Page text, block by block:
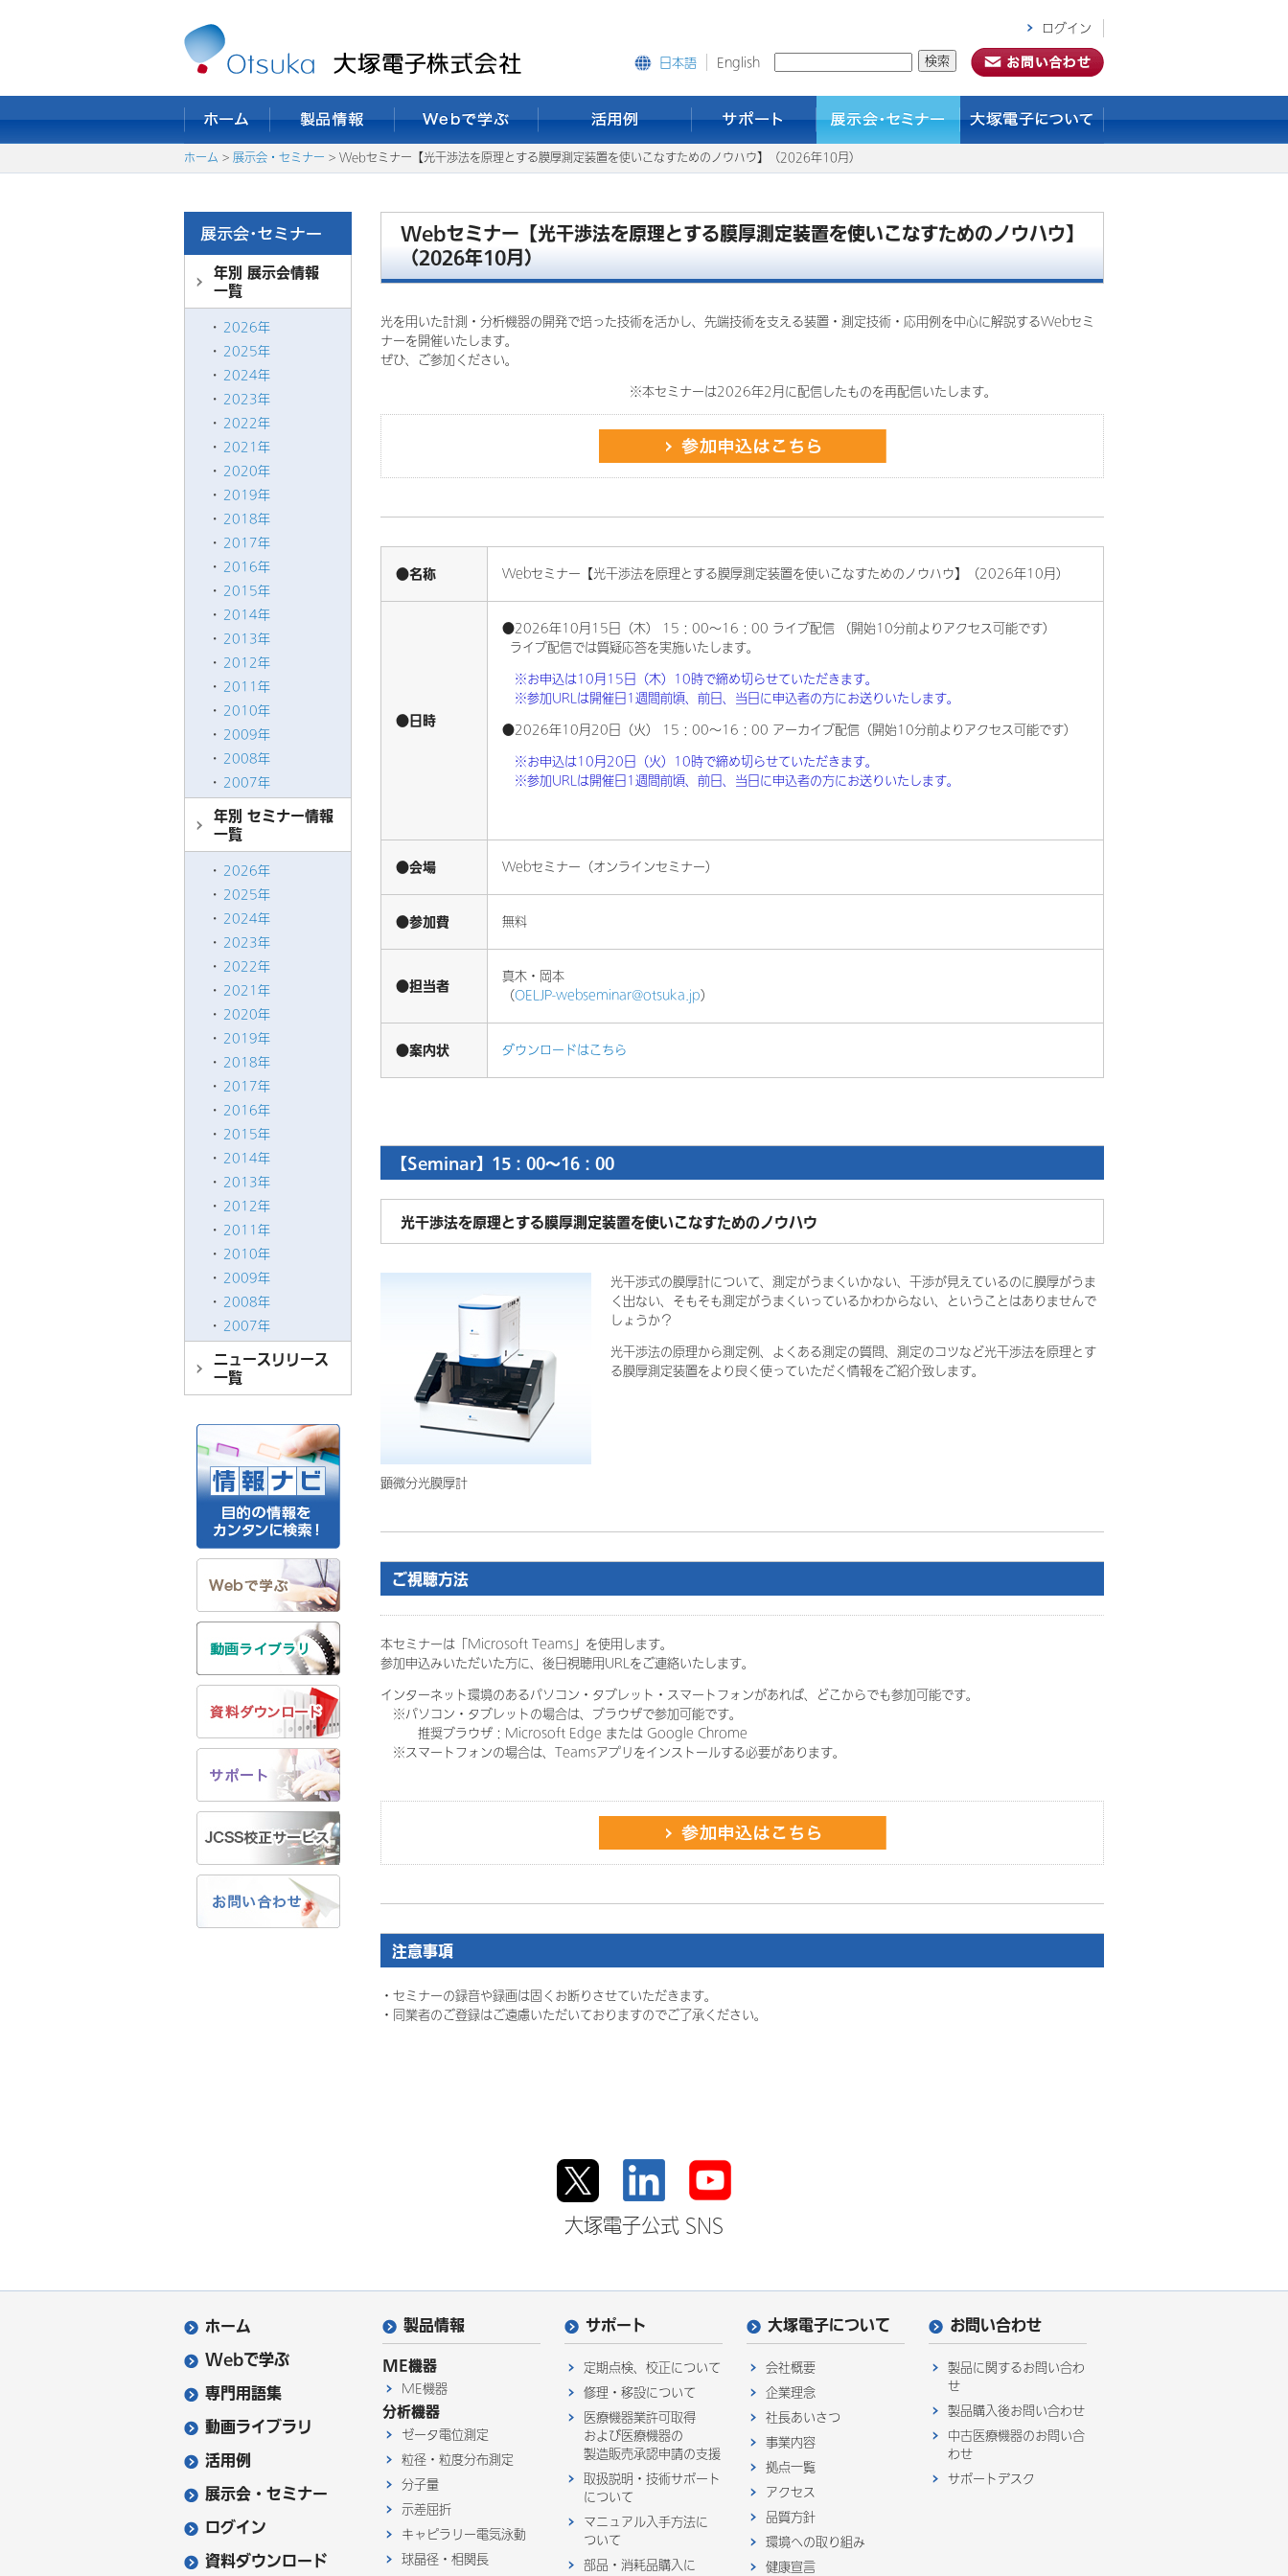
ログイン
日本語
English
ホーム > 展示会・セミナー > Webセミナー【光干渉法を原理とする膜厚測定装置を使いこなすためのノウハウ】（2026年10月）
年別 展示会情報
一覧
2026年
2025年
2024年
2023年
2022年
2021年
2020年
2019年
2018年
2017年
2016年
2015年
2014年
2013年
2012年
2011年
2010年
2009年
2008年
2007年
年別 セミナー情報
一覧
2026年
2025年
2024年
2023年
2022年
2021年
2020年
2019年
2018年
2017年
2016年
2015年
2014年
2013年
2012年
2011年
2010年
2009年
2008年
2007年
ニュースリリース
一覧
Webセミナー【光干渉法を原理とする膜厚測定装置を使いこなすためのノウハウ】
（2026年10月）
光を用いた計測・分析機器の開発で培った技術を活かし、先端技術を支える装置・測定技術・応用例を中心に解説するWebセミ
ナーを開催いたします。
ぜひ、ご参加ください。
※本セミナーは2026年2月に配信したものを再配信いたします。
●名称 Webセミナー【光干渉法を原理とする膜厚測定装置を使いこなすためのノウハウ】（2026年10月）
●日時
●2026年10月15日（木） 15：00～16：00 ライブ配信 （開始10分前よりアクセス可能です）
ライブ配信では質疑応答を実施いたします。
※お申込は10月15日（木）10時で締め切らせていただきます。
※参加URLは開催日1週間前頃、前日、当日に申込者の方にお送りいたします。
●2026年10月20日（火） 15：00～16：00 アーカイブ配信（開始10分前よりアクセス可能です）
※お申込は10月20日（火）10時で締め切らせていただきます。
※参加URLは開催日1週間前頃、前日、当日に申込者の方にお送りいたします。
●会場 Webセミナー（オンラインセミナー）
●参加費 無料
●担当者
真木・岡本
（OELJP-webseminar@otsuka.jp）
●案内状 ダウンロードはこちら
【Seminar】15：00～16：00
光干渉法を原理とする膜厚測定装置を使いこなすためのノウハウ
顕微分光膜厚計
光干渉式の膜厚計について、測定がうまくいかない、干渉が見えているのに膜厚がうま
く出ない、そもそも測定がうまくいっているかわからない、ということはありませんで
しょうか？
光干渉法の原理から測定例、よくある測定の質問、測定のコツなど光干渉法を原理とす
る膜厚測定装置をより良く使っていただく情報をご紹介致します。
ご視聴方法
本セミナーは「Microsoft Teams」を使用します。
参加申込みいただいた方に、後日視聴用URLをご連絡いたします。
インターネット環境のあるパソコン・タブレット・スマートフォンがあれば、どこからでも参加可能です。
※パソコン・タブレットの場合は、ブラウザで参加可能です。
推奨ブラウザ：Microsoft Edge または Google Chrome
※スマートフォンの場合は、Teamsアプリをインストールする必要があります。
注意事項
・セミナーの録音や録画は固くお断りさせていただきます。
・ 同業者のご登録はご遠慮いただいておりますのでご了承ください。
大塚電子公式 SNS
ホーム
Webで学ぶ
専門用語集
動画ライブラリ
活用例
展示会・セミナー
ログイン
資料ダウンロード
製品情報
ME機器
ME機器
分析機器
ゼータ電位測定
粒径・粒度分布測定
分子量
示差屈折
キャピラリー電気泳動
球晶径・相関長
サポート
定期点検、校正について
修理・移設について
医療機器業許可取得
および医療機器の
製造販売承認申請の支援
取扱説明・技術サポート
について
マニュアル入手方法に
ついて
部品・消耗品購入に
大塚電子について
会社概要
企業理念
社長あいさつ
事業内容
拠点一覧
アクセス
品質方針
環境への取り組み
健康宣言
お問い合わせ
製品に関するお問い合わ
せ
製品購入後お問い合わせ
中古医療機器のお問い合
わせ
サポートデスク